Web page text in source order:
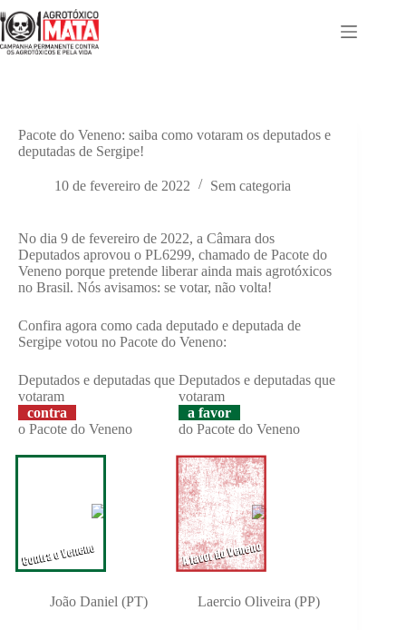
para
o
conteúdo
Pacote do Veneno: saiba como votaram os deputados e
deputadas de Sergipe!
10 de fevereiro de 2022 Sem categoria
No dia 9 de fevereiro de 2022, a Câmara dos
Deputados aprovou o PL6299, chamado de Pacote do
Veneno porque pretende liberar ainda mais agrotóxicos
no Brasil. Nós avisamos: se votar, não volta!
Confira agora como cada deputado e deputada de
Sergipe votou no Pacote do Veneno:
Deputados e deputadas que
votaram
contra
o Pacote do Veneno
João Daniel (PT)
Deputados e deputadas que
votaram
a favor
do Pacote do Veneno
Laercio Oliveira (PP)